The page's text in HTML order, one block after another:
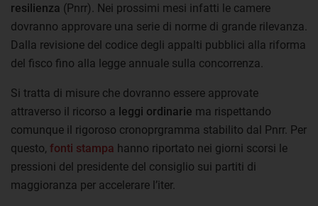
resilienza (Pnrr). Nei prossimi mesi infatti le camere
dovranno approvare una serie di norme di grande rilevanza.
Dalla revisione del codice degli appalti pubblici alla riforma
del fisco fino alla legge annuale sulla concorrenza.
Si tratta di misure che dovranno essere approvate
attraverso il ricorso a leggi ordinarie ma rispettando
comunque il rigoroso cronoprgramma stabilito dal Pnrr. Per
questo, fonti stampa hanno riportato nei giorni scorsi le
pressioni del presidente del consiglio sui partiti di
maggioranza per accelerare l’iter.